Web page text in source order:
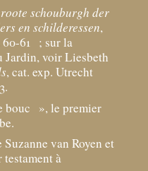
schouburgh der
en schilderessen,
61 ; sur la
Jardin, voir Liesbeth
, cat. exp. Utrecht
bouc
», le premier
van Royen et
à